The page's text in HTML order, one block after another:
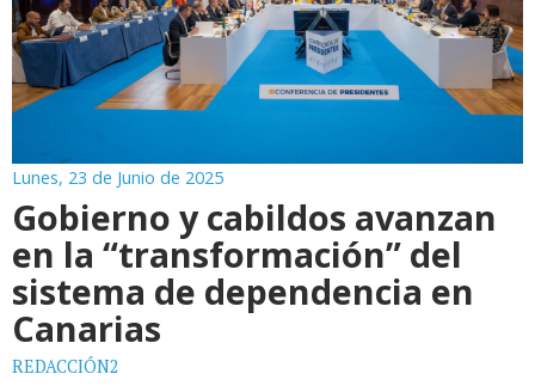
Lunes, 23 de Junio de 2025
Gobierno y cabildos avanzan
en la “transformación” del
sistema de dependencia en
Canarias
REDACCIÓN2